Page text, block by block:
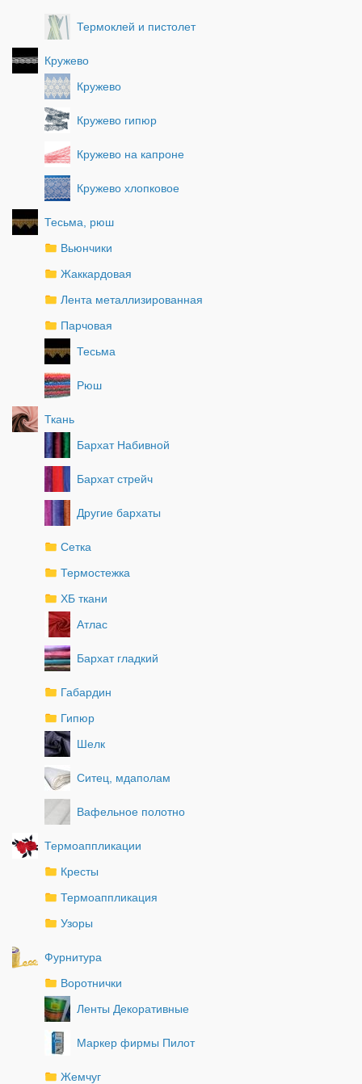
Термоклей и пистолет
Кружево
Кружево
Кружево гипюр
Кружево на капроне
Кружево хлопковое
Тесьма, рюш
Вьюнчики
Жаккардовая
Лента металлизированная
Парчовая
Тесьма
Рюш
Ткань
Бархат Набивной
Бархат стрейч
Другие бархаты
Сетка
Термостежка
ХБ ткани
Атлас
Бархат гладкий
Габардин
Гипюр
Шелк
Ситец, мдаполам
Вафельное полотно
Термоаппликации
Кресты
Термоаппликация
Узоры
Фурнитура
Воротнички
Ленты Декоративные
Маркер фирмы Пилот
Жемчуг